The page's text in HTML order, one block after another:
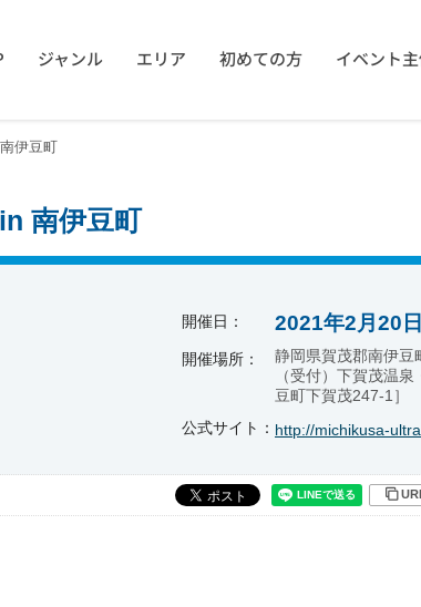
ジャンル エリア 初めての方 イベント
伊豆町
南伊豆町
開催日： 2021年2月20
開催場所：
静岡県賀茂郡南伊
（受付）下賀茂温
豆町下賀茂247-1］
公式サイト： http://michikusa-